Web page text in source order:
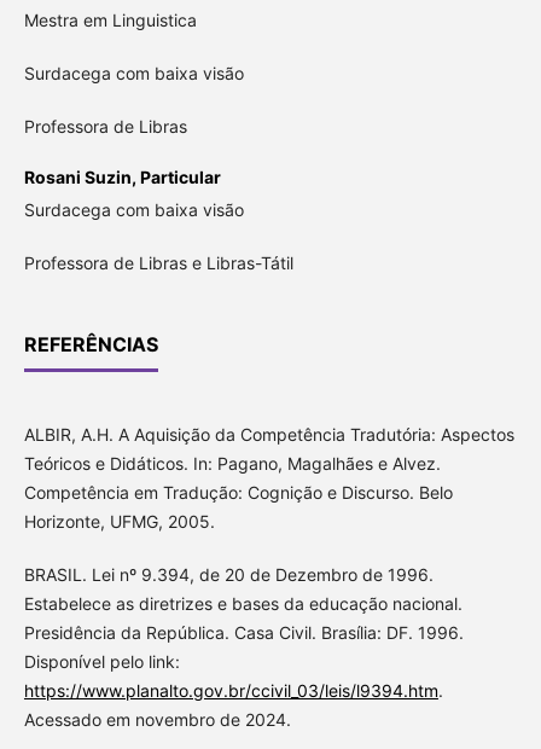
Mestra em Linguistica
Surdacega com baixa visão
Professora de Libras
Rosani Suzin, Particular
Surdacega com baixa visão
Professora de Libras e Libras-Tátil
REFERÊNCIAS
ALBIR, A.H. A Aquisição da Competência Tradutória: Aspectos
Teóricos e Didáticos. In: Pagano, Magalhães e Alvez.
Competência em Tradução: Cognição e Discurso. Belo
Horizonte, UFMG, 2005.
BRASIL. Lei nº 9.394, de 20 de Dezembro de 1996.
Estabelece as diretrizes e bases da educação nacional.
Presidência da República. Casa Civil. Brasília: DF. 1996.
Disponível pelo link:
https://www.planalto.gov.br/ccivil_03/leis/l9394.htm.
Acessado em novembro de 2024.